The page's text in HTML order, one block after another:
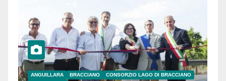
ANGUILLARA BRACCIANO
CONSORZIO LAGO DI BRACCIANO